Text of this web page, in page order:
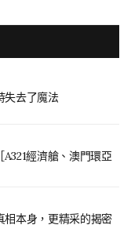
失去了魔法
經濟艙、澳門環亞
相本身，更精采的揭密